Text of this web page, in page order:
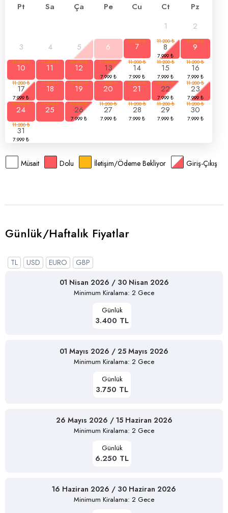
Pt Sa Ça Pe Cu Ct
Pz
1
2
3
4 5 6 7 8
9
10
11 12 13 14 15
16
17
18 19 20 21 22
23
24
25 26 27 28 29
30
31
Müsait Dolu İletişim/Ödeme Bekliyor Giriş-Çıkış
Günlük/Haftalık Fiyatlar
TL USD EURO
GBP
01 Nisan 2026 / 30 Nisan 2026
Minimum Kiralama: 2 Gece
Günlük
3.400 TL
01 Mayıs 2026 / 25 Mayıs 2026
Minimum Kiralama: 2 Gece
Günlük
3.750 TL
26 Mayıs 2026 / 15 Haziran 2026
Minimum Kiralama: 2 Gece
Günlük
6.250 TL
16 Haziran 2026 / 30 Haziran 2026
Minimum Kiralama: 2 Gece